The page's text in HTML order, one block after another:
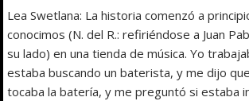
Lea Swetlana: La historia comenzó a
conocimos (N. del R.: refiriéndose a Juan
su lado) en una tienda de música. Yo
estaba buscando un baterista, y me dijo
tocaba la batería, y me preguntó si estaba